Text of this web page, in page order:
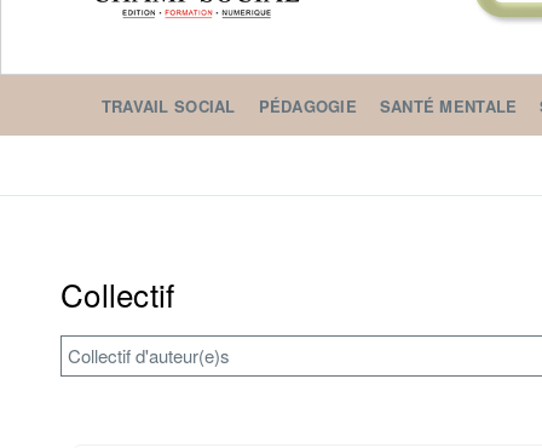
TRAVAIL SOCIAL PÉDAGOGIE SANTÉ MENTALE
Collectif
Collectif d'auteur(e)s